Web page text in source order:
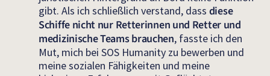
gibt. Als ich schließlich verstand, dass diese
Schiffe nicht nur Retterinnen und Retter und
medizinische Teams brauchen, fasste ich den
Mut, mich bei SOS Humanity zu bewerben und
meine sozialen Fähigkeiten und meine